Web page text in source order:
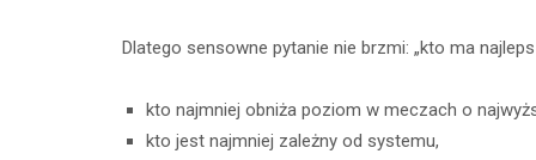
Dlatego sensowne pytanie nie brzmi: „kto ma
kto najmniej obniża poziom w meczach o
kto jest najmniej zależny od systemu,
CZYTAJ DALEJ